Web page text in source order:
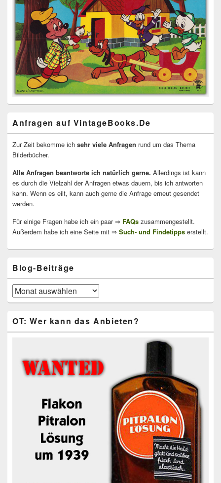
Anfragen auf VintageBooks.De
Zur Zeit bekomme ich sehr viele Anfragen rund um das Thema
Bilderbücher.
Alle Anfragen beantworte ich natürlich gerne. Allerdings ist kann
es durch die Vielzahl der Anfragen etwas dauern, bis ich antworten
kann. Wenn es eilt, kann auch gerne die Anfrage erneut gesendet
werden.
Für einige Fragen habe ich ein paar ⇒ FAQs zusammengestellt.
Außerdem habe ich eine Seite mit ⇒ Such- und Findetipps erstellt.
Blog-Beiträge
Blog-
Beiträge
OT: Wer kann das Anbieten?